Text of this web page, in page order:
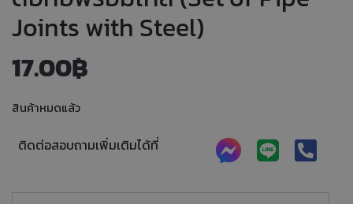
Joints with Steel)
17.00฿
สินค้าหมดแล้ว
ติดต่อสอบถามเพิ่มเติมได้ที่